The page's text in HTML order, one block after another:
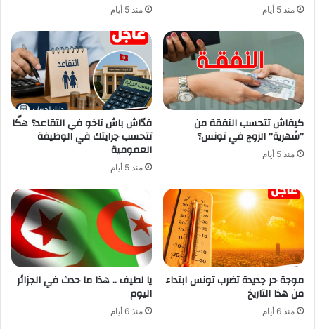
منذ 5 أيام منذ 5 أيام
كيفاش تتحسب النفقة من
”شهرية” الزوج في تونس؟
منذ 5 أيام
قدّاش باش تاخو في التقاعد؟ هكّا
تتحسب جرايتك في الوظيفة
العمومية
منذ 5 أيام
موجة حر جديدة تضرب تونس ابتداء
من هذا التاريخ
منذ 6 أيام
يا لطيف .. هذا ما حدث في الجزائر
اليوم
منذ 6 أيام